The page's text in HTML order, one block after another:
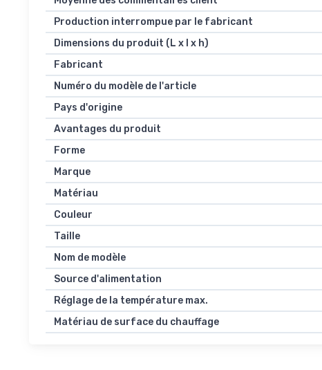
Production interrompue par le fabricant
Dimensions du produit (L x l x h)
Fabricant
Numéro du modèle de l'article
Pays d'origine
Avantages du produit
Forme
Marque
Matériau
Couleur
Taille
Nom de modèle
Source d'alimentation
Réglage de la température max.
Matériau de surface du chauffage